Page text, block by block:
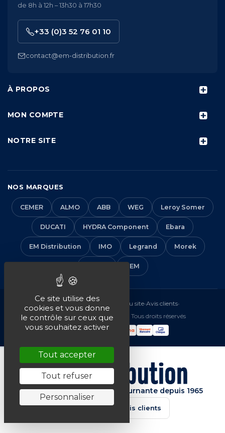
À PROPOS
MON COMPTE
NOTRE SITE
de 8h à 12h – 13h30 à 17h30
+33 (0)3 52 76 01 10
contact@em-distribution.fr
NOS MARQUES
CEMER ALMO ABB WEG Leroy Somer
DUCATI HYDRA Component Ebara
EM Distribution IMO Legrand Morek
VEM
Mentions légales•CGV Plan du site•Avis clients•
© 2016-2026 EM Distribution - Tous droits réservés
Spécialiste de la machine tournante depuis 1965
★★★★★4.7/5 · Avis clients
Ce site utilise des
cookies et vous donne
le contrôle sur ceux que
vous souhaitez activer
Tout accepter
Tout refuser
Personnaliser